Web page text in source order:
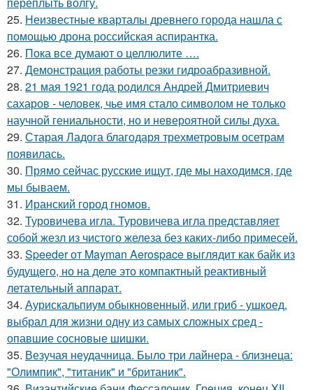
25. Неизвестные кварталы древнего города нашла с
помощью дрона российская аспирантка.
26. Пока все думают о целлюлите ….
27. Демонстрация работы резки гидроабразивной.
28. 21 мая 1921 года родился Андрей Дмитриевич
сахаров - человек, чье имя стало символом не только
научной гениальности, но и невероятной силы духа.
29. Старая Ладога благодаря трехметровым осетрам
появилась.
30. Прямо сейчас русские ищут, где мы находимся, где
мы бываем.
31. Иранский город гномов.
32. Туровичева игла. Туровичева игла представляет
собой жезл из чистого железа без каких-либо примесей.
33. Speeder от Mayman Aerospace выглядит как байк из
будущего, но на деле это компактный реактивный
летательный аппарат.
34. Аурискальпиум обыкновенный, или гриб - ушкоед,
выбрал для жизни одну из самых сложных сред -
опавшие сосновые шишки.
35. Везучая неудачница. Было три лайнера - близнеца:
"Олимпик", "титаник" и "британик".